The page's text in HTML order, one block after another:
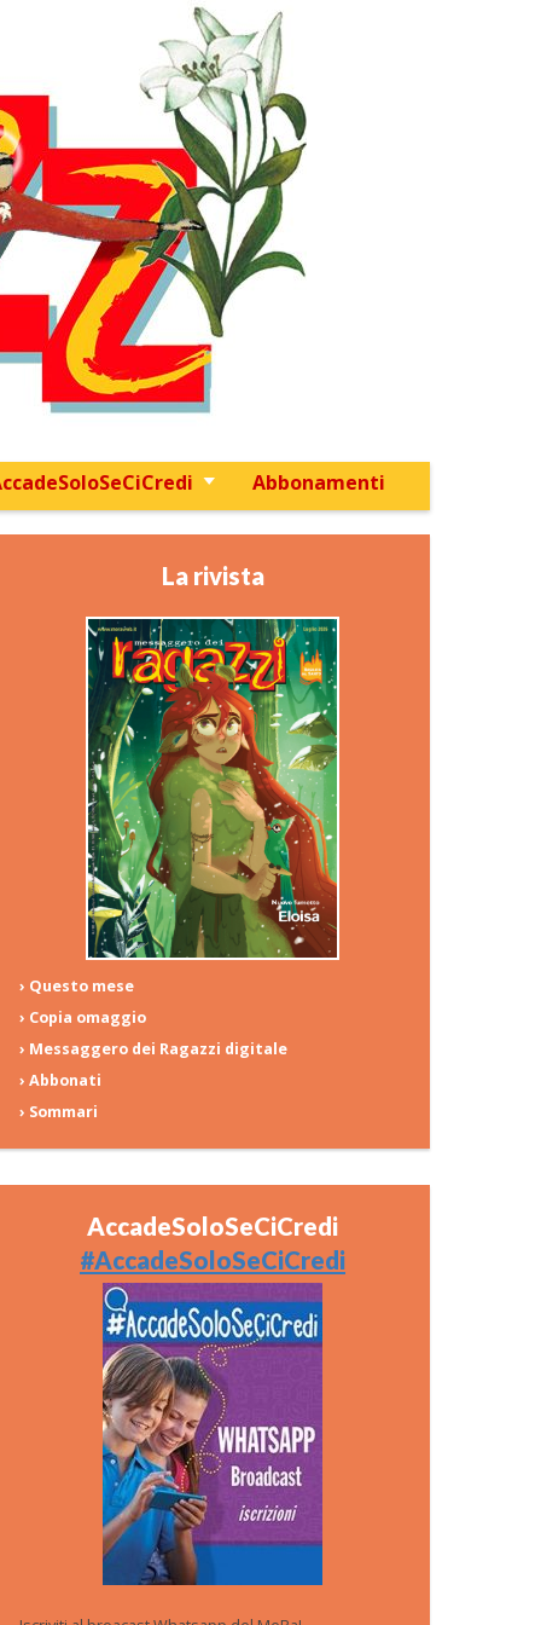
Abbonamenti
La rivista
› Questo mese
› Copia omaggio
› Messaggero dei Ragazzi digitale
› Abbonati
› Sommari
AccadeSoloSeCiCredi
#AccadeSoloSeCiCredi